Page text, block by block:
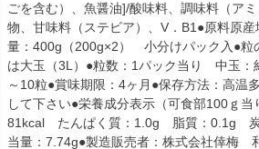
ごを含む）、魚醤油]/酸味料、調味料（ア
物、甘味料（ステビア）、V．B1●原料原
量：400g（200g×2） 小分けパック入●粒
は大玉（3L）●粒数：1パック当り 中玉
～10粒●賞味期限：4ヶ月●保存方法：高温
して下さい●栄養成分表示（可食部100ｇ当
81kcal たんぱく質：1.0g 脂質：0.1g
当量：7.74g●製造販売者：株式会社倖梅